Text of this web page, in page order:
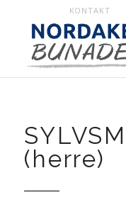
KONTAKT
(herre)